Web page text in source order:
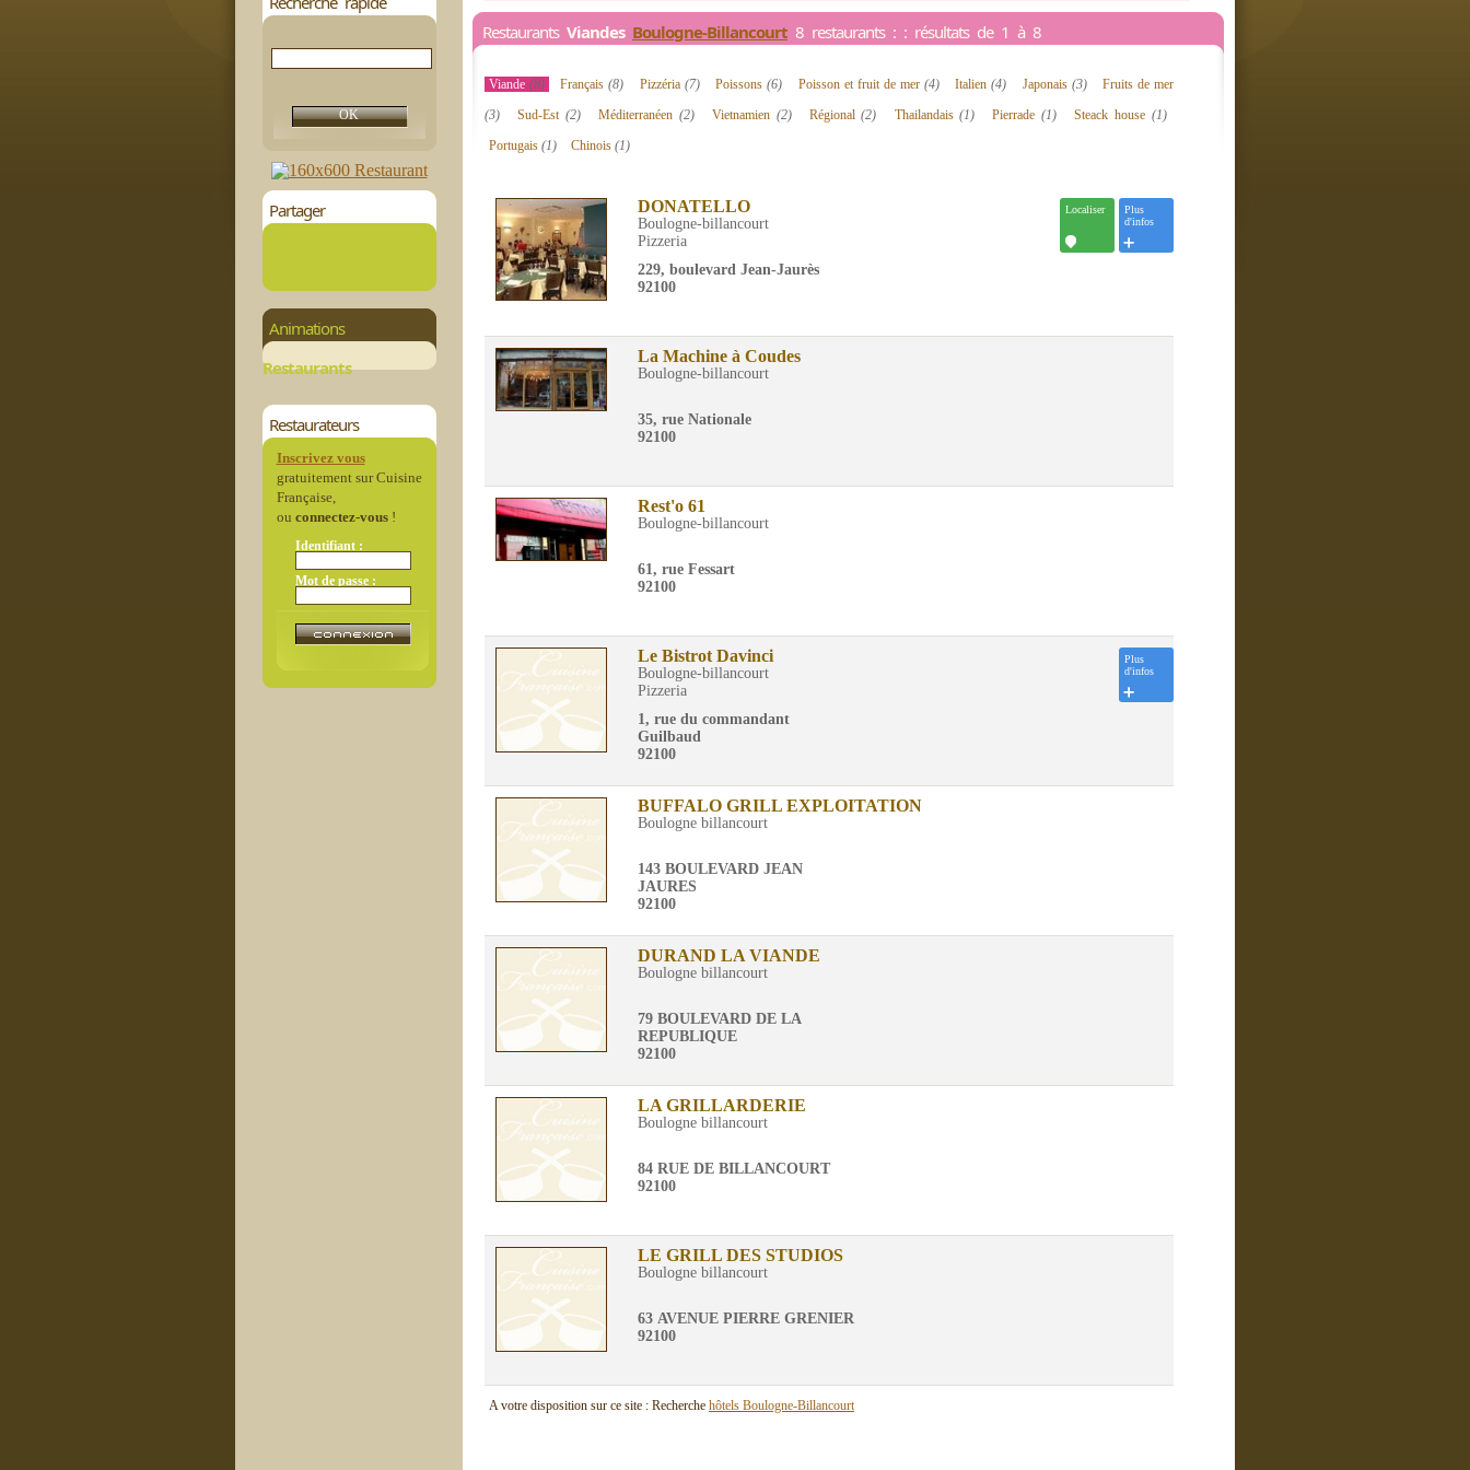
Partager
Animations
Restaurants
Restaurateurs
Inscrivez vous
gratuitement sur Cuisine
Française,
ou connectez-vous!
Identifiant :
Mot de passe :
Restaurants Viandes Boulogne-Billancourt 8 restaurants : : résultats de 1 à 8
Viande(8) Français(8) Pizzéria (7) Poissons(6) Poisson et fruit de mer (4) Italien(4) Japonais (3)
Fruits de mer
(3)
Sud-Est (2) Méditerranéen (2) Vietnamien (2) Régional(2) Thailandais(1) Pierrade(1) Steack house (1)
Portugais (1) Chinois(1)
DONATELLO
Boulogne-billancourt
Pizzeria
229, boulevard Jean-Jaurès
92100
Plus
d'infos
Localiser
La Machine à Coudes
Boulogne-billancourt
35, rue Nationale
92100
Rest'o 61
Boulogne-billancourt
61, rue Fessart
92100
Le Bistrot Davinci
Boulogne-billancourt
Pizzeria
1, rue du commandant
Guilbaud
92100
Plus
d'infos
BUFFALO GRILL EXPLOITATION
Boulogne billancourt
143 BOULEVARD JEAN
JAURES
92100
DURAND LA VIANDE
Boulogne billancourt
79 BOULEVARD DE LA
REPUBLIQUE
92100
LA GRILLARDERIE
Boulogne billancourt
84 RUE DE BILLANCOURT
92100
LE GRILL DES STUDIOS
Boulogne billancourt
63 AVENUE PIERRE GRENIER
92100
A votre disposition sur ce site : Recherche hôtels Boulogne-Billancourt